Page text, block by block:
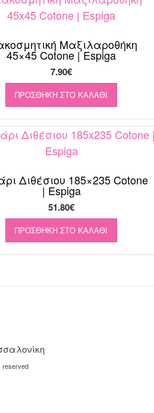
Μαξιλαροθήκη
45×45 Cotone | Espiga
7.90€
ΠΡΟΣΘΉΚΗ ΣΤΟ ΚΑΛΆΘΙ
Διθέσιου 185×235 Cotone
| Espiga
51.80€
ΠΡΟΣΘΉΚΗ ΣΤΟ ΚΑΛΆΘΙ
reserved